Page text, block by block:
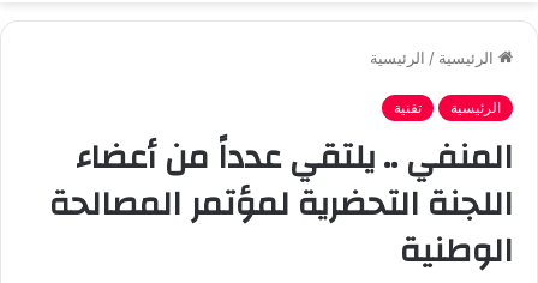
الرئيسية / الرئيسية
الرئيسية تقنية
المنفي .. يلتقي عدداً من أعضاء
اللجنة التحضرية لمؤتمر المصالحة
الوطنية